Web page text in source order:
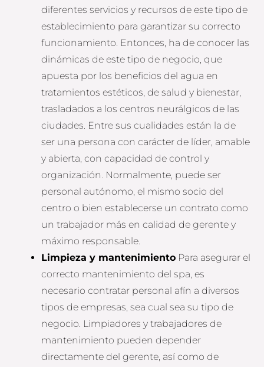
diferentes servicios y recursos de este tipo de
establecimiento para garantizar su correcto
funcionamiento. Entonces, ha de conocer las
dinámicas de este tipo de negocio, que
apuesta por los beneficios del agua en
tratamientos estéticos, de salud y bienestar,
trasladados a los centros neurálgicos de las
ciudades. Entre sus cualidades están la de
ser una persona con carácter de líder, amable
y abierta, con capacidad de control y
organización. Normalmente, puede ser
personal autónomo, el mismo socio del
centro o bien establecerse un contrato como
un trabajador más en calidad de gerente y
máximo responsable.
Limpieza y mantenimiento Para asegurar el
correcto mantenimiento del spa, es
necesario contratar personal afín a diversos
tipos de empresas, sea cual sea su tipo de
negocio. Limpiadores y trabajadores de
mantenimiento pueden depender
directamente del gerente, así como de